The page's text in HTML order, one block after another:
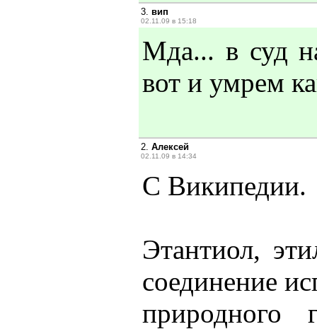
3. вип
02.11.09 в 15:18
Мда... в суд
вот и умрем
2. Алексей
02.11.09 в 14:34
С Википедии.
Этантиол,
соединение
природного